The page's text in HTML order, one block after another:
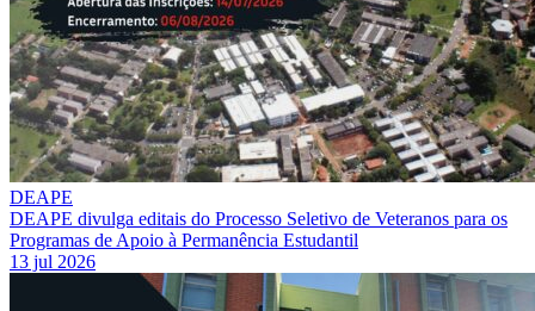
DEAPE
DEAPE divulga editais do Processo Seletivo de Veteranos para os
Programas de Apoio à Permanência Estudantil
13 jul 2026